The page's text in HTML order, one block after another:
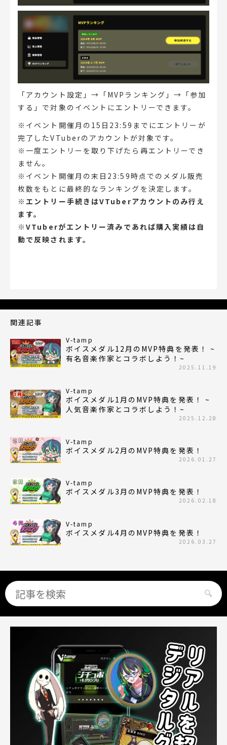
「アカウント設定」→「MVPランキング」→「参加
する」で対象のイベントにエントリーできます。
※イベント開催月の15日23:59までにエントリーが
完了したVTuberのアカウントが対象です。
※一度エントリーを取り下げたら再エントリーでき
ません。
※イベント開催月の末日23:59時点でのメダル販売
枚数をもとに最終的なランキングを決定します。
※エントリー手続きはVTuberアカウントのみ行え
ます。
※VTuberがエントリー済みであれば購入実績は自
動で反映されます。
関連記事
V-tamp
ボイスメダル12月のMVP特典を発表！ ~
有名音楽作家とコラボしよう！~
2025.11.19
V-tamp
ボイスメダル1月のMVP特典を発表！ ~
人気音楽作家とコラボしよう！~
2025.12.28
V-tamp
ボイスメダル2月のMVP特典を発表！
2026.01.27
V-tamp
ボイスメダル3月のMVP特典を発表！
2026.02.18
V-tamp
ボイスメダル4月のMVP特典を発表！
2026.03.27